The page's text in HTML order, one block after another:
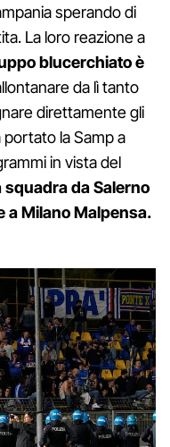
sperando di
La loro reazione a
blucerchiato è
da lì tanto
direttamente gli
la Samp a
in vista del
squadra da Salerno
a Milano Malpensa.